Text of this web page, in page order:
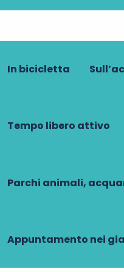
In bicicletta
Tempo libero attivo
Parchi animali,
Appuntamento nei
97▒▒